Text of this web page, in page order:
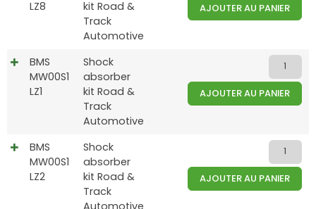
LZ8
kit Road &
Track
Automotive
AJOUTER AU PANIER
BMS
MW00S1
LZ1
Shock
absorber
kit Road &
Track
Automotive
AJOUTER AU PANIER
BMS
MW00S1
LZ2
Shock
absorber
kit Road &
Track
Automotive
AJOUTER AU PANIER